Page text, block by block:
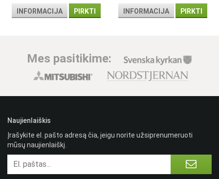
INFORMACIJA PIRKTI INFORMACIJA PIRKTI
Mes pasitikime:
Naujienlaiškis
Įrašykite el. pašto adresą čia, jeigu norite užsiprenumeruoti
mūsų naujienlaiškį.